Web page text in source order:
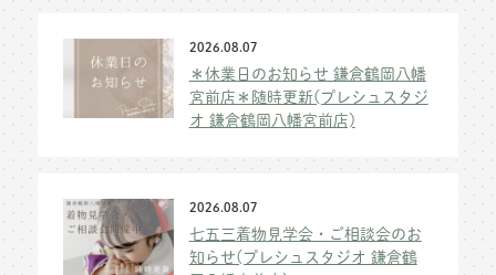
2026.08.07
＊休業日のお知らせ 鎌倉鶴岡八幡
宮前店＊随時更新(プレシュスタジ
オ 鎌倉鶴岡八幡宮前店)
2026.08.07
七五三着物見学会・ご相談会のお
知らせ(プレシュスタジオ 鎌倉鶴